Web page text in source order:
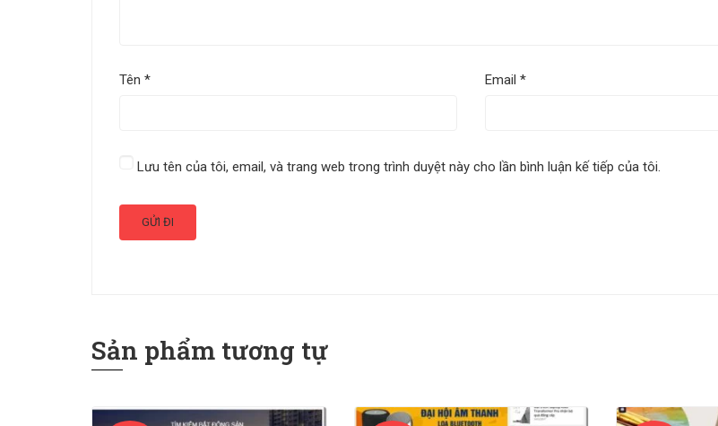
Tên * Email*
Lưu tên của tôi, email, và trang web trong trình duyệt này cho lần bình luận kế tiếp của tôi.
Sản phẩm tương tự